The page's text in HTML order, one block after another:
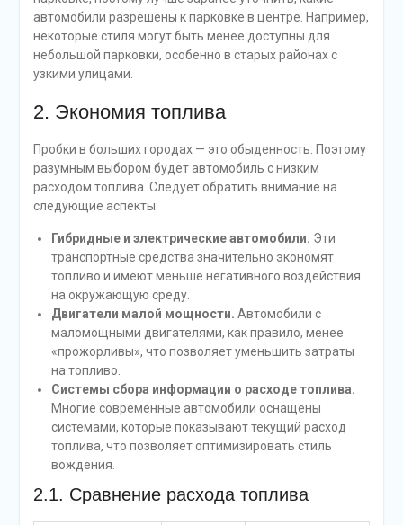
автомобили разрешены к парковке в центре. Например,
некоторые стиля могут быть менее доступны для
небольшой парковки, особенно в старых районах с
узкими улицами.
2. Экономия топлива
Пробки в больших городах — это обыденность. Поэтому
разумным выбором будет автомобиль с низким
расходом топлива. Следует обратить внимание на
следующие аспекты:
Гибридные и электрические автомобили. Эти
транспортные средства значительно экономят
топливо и имеют меньше негативного воздействия
на окружающую среду.
Двигатели малой мощности. Автомобили с
маломощными двигателями, как правило, менее
«прожорливы», что позволяет уменьшить затраты
на топливо.
Системы сбора информации о расходе топлива.
Многие современные автомобили оснащены
системами, которые показывают текущий расход
топлива, что позволяет оптимизировать стиль
вождения.
2.1. Сравнение расхода топлива